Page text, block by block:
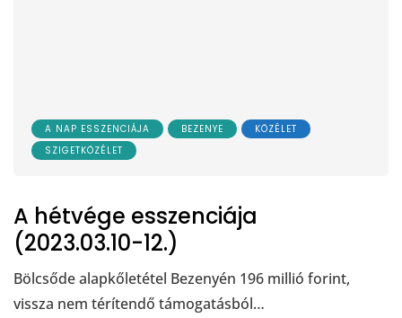
A NAP ESSZENCIÁJA BEZENYE
KÖZÉLET
SZIGETKÖZÉLET
A hétvége esszenciája
(2023.03.10-12.)
Bölcsőde alapkőletétel Bezenyén 196 millió forint,
vissza nem térítendő támogatásból…